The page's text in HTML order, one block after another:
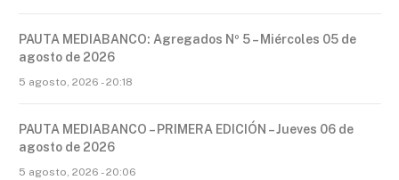
PAUTA MEDIABANCO: Agregados Nº 5 – Miércoles 05 de
agosto de 2026
5 agosto, 2026 - 20:18
PAUTA MEDIABANCO – PRIMERA EDICIÓN – Jueves 06 de
agosto de 2026
5 agosto, 2026 - 20:06